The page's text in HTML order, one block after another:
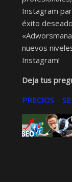
Instagram
éxito
nuevos
Instagram!
Deja tus
PRECIOS